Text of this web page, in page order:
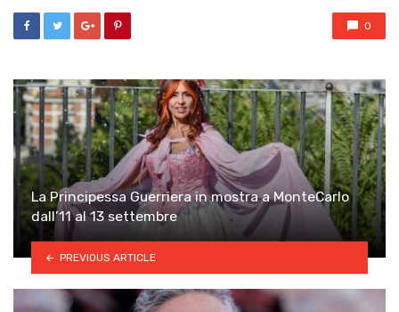
0
La Principessa Guerriera in mostra a MonteCarlo
dall’11 al 13 settembre
PREVIOUS ARTICLE